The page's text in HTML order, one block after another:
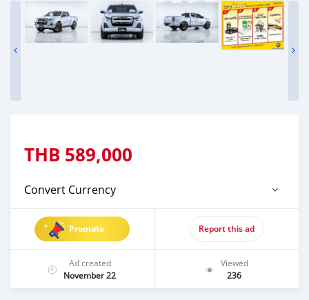
THB 589,000
Convert Currency
Promote Report this ad
Ad created
November 22
Viewed
236